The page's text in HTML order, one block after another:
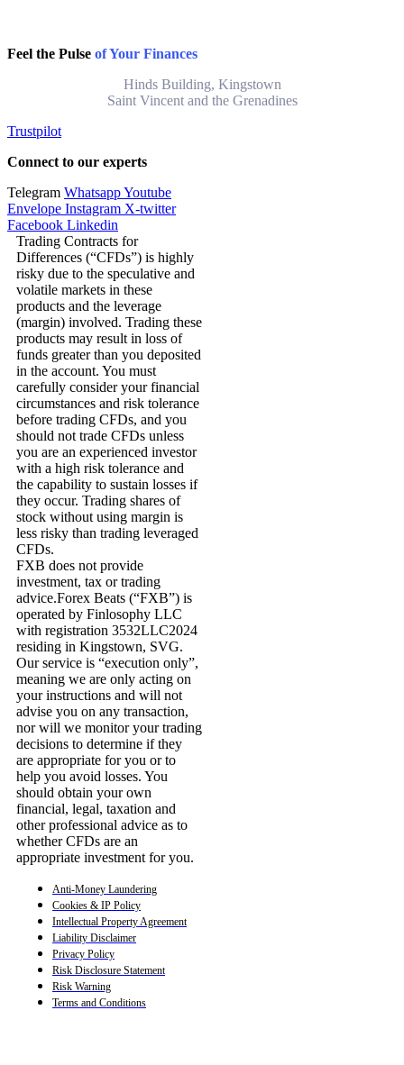
Feel the Pulse of Your Finances
Hinds Building, Kingstown
Saint Vincent and the Grenadines
Trustpilot
Connect to our experts
Telegram WhatsappYoutube
Envelope Instagram X-twitter
Facebook Linkedin
Trading Contracts for
Differences (“CFDs”) is highly
risky due to the speculative and
volatile markets in these
products and the leverage
(margin) involved. Trading these
products may result in loss of
funds greater than you deposited
in the account. You must
carefully consider your financial
circumstances and risk tolerance
before trading CFDs, and you
should not trade CFDs unless
you are an experienced investor
with a high risk tolerance and
the capability to sustain losses if
they occur. Trading shares of
stock without using margin is
less risky than trading leveraged
CFDs.
FXB does not provide
investment, tax or trading
advice.Forex Beats (“FXB”) is
operated by Finlosophy LLC
with registration 3532LLC2024
residing in Kingstown, SVG.
Our service is “execution only”,
meaning we are only acting on
your instructions and will not
advise you on any transaction,
nor will we monitor your trading
decisions to determine if they
are appropriate for you or to
help you avoid losses. You
should obtain your own
financial, legal, taxation and
other professional advice as to
whether CFDs are an
appropriate investment for you.
Anti-Money Laundering
Cookies & IP Policy
Intellectual Property Agreement
Liability Disclaimer
Privacy Policy
Risk Disclosure Statement
Risk Warning
Terms and Conditions